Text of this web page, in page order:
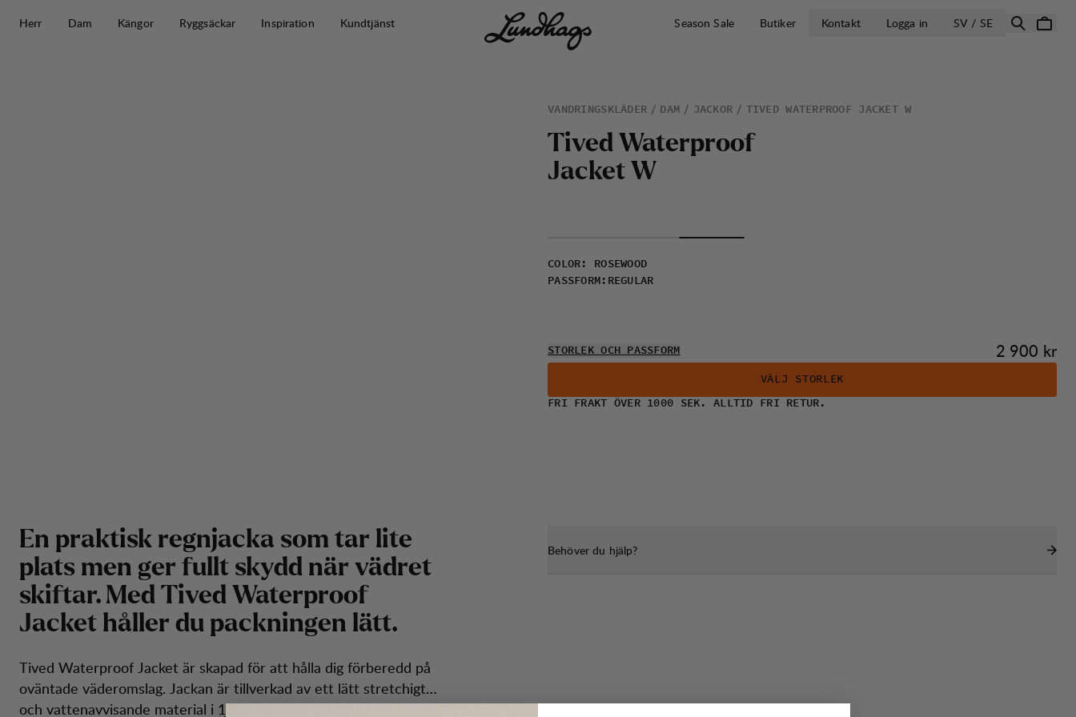
Herr
Dam Kängor Ryggsäckar Inspiration Kundtjänst Season Sale Butiker Kontakt Logga in SV / SEÖPPNA VÄLJ
VANDRINGSKLÄDER DAM JACKOR TIVED WATERPROOF JACKET W
Tived Waterproof
Jacket W
COLOR :
ROSEWOOD
PASSFORM : REGULAR
STORLEK OCH PASSFORM Pris:
2 900 kr
VÄLJ STORLEK
FRI FRAKT ÖVER 1000 SEK. ALLTID FRI RETUR.
En praktisk regnjacka som tar lite
plats men ger fullt skydd när vädret
skiftar. Med Tived Waterproof
Jacket håller du packningen lätt.
Tived Waterproof Jacket är skapad för att hålla dig förberedd på
oväntade väderomslag. Jackan är tillverkad av ett lätt stretchigt
och vattenavvisande material i 100% återvunnen polyester med
Behöver du hjälp?